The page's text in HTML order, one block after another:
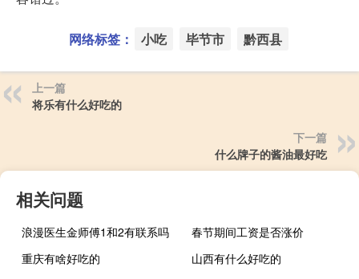
网络标签： 小吃 毕节市 黔西县
上一篇
将乐有什么好吃的
下一篇
什么牌子的酱油最好吃
相关问题
浪漫医生金师傅1和2有联系吗
春节期间工资是否涨价
重庆有啥好吃的
山西有什么好吃的